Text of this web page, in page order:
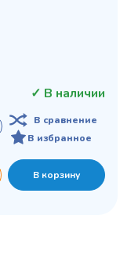
✓ В наличии
В сравнение
В избранное
В корзину